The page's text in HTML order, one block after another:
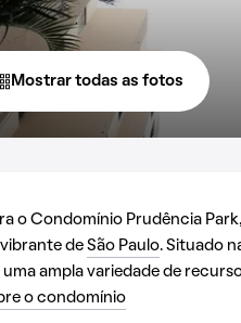
Mostrar todas as fotos
o Condomínio Prudência
de São Paulo. Situado
ampla variedade de
o condomínio